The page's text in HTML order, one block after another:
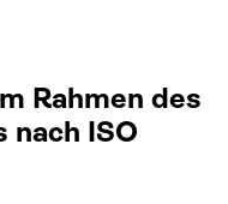
Rahmen des
nach ISO